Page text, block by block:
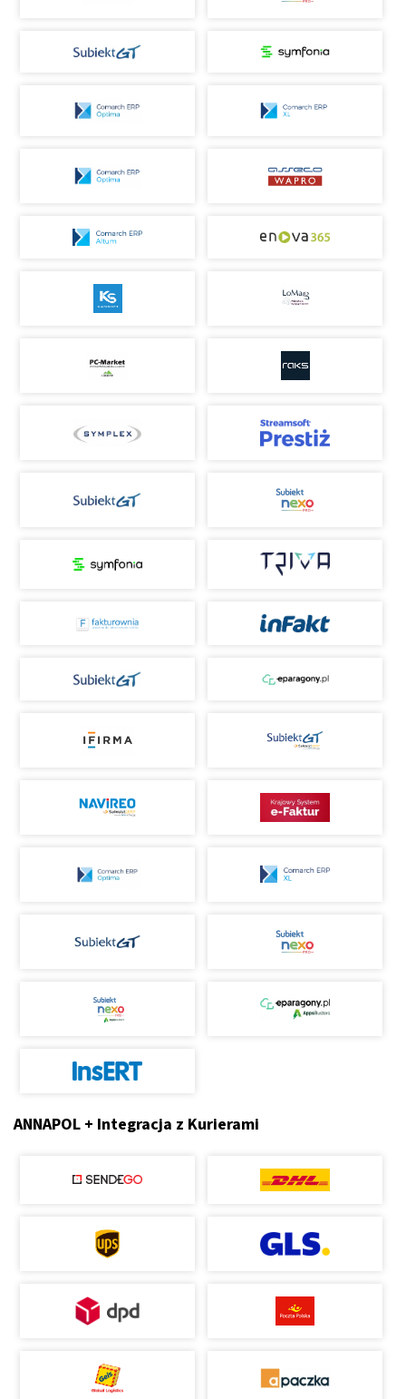
ANNAPOL + Integracja z Kurierami